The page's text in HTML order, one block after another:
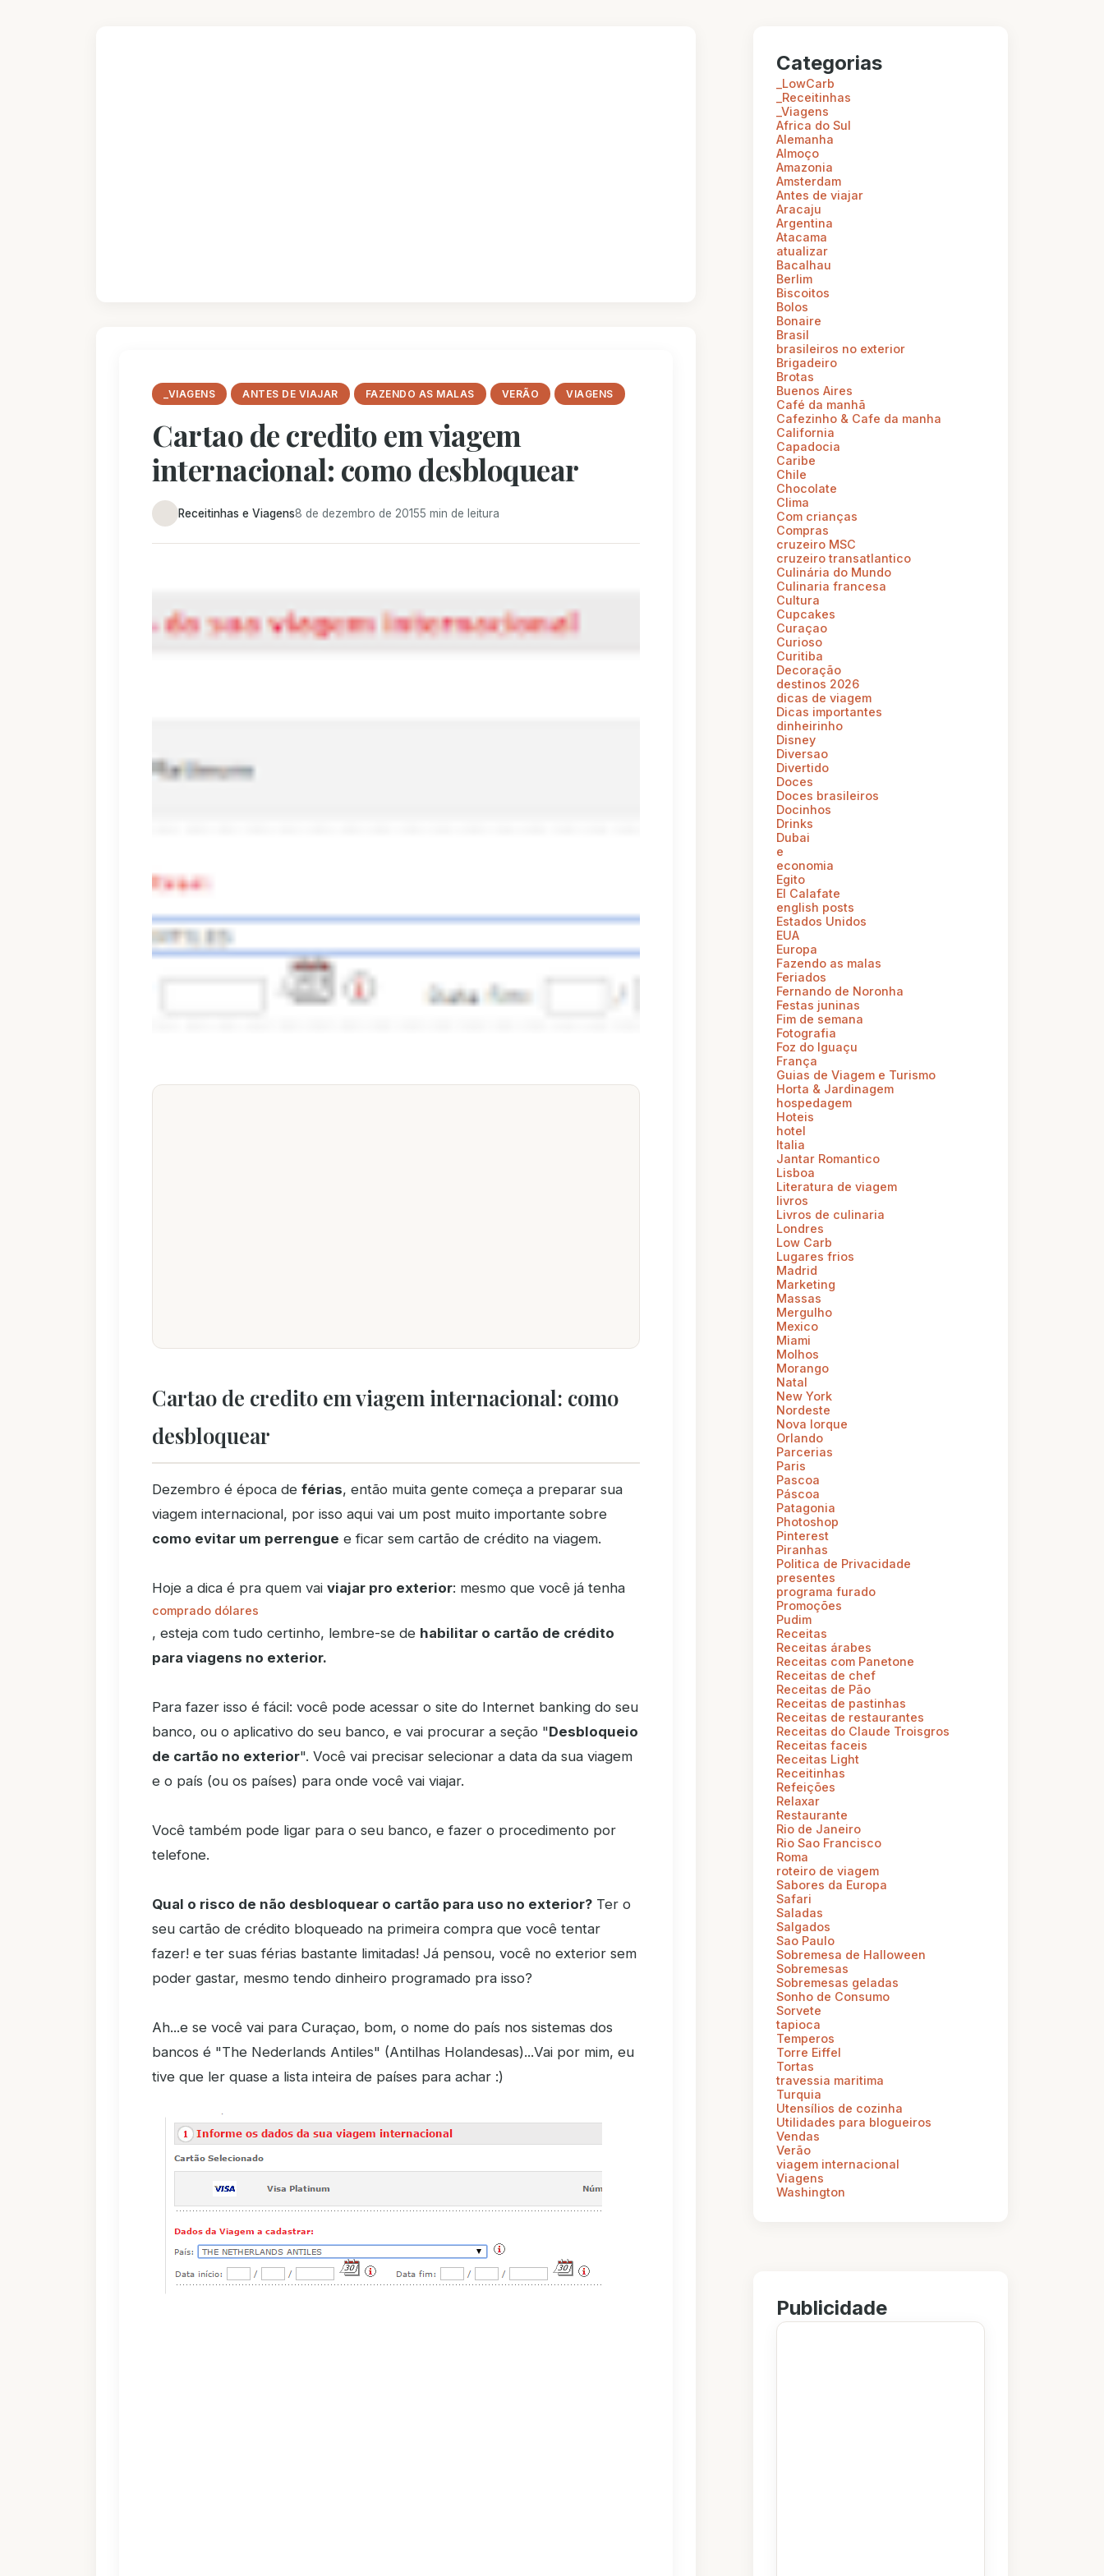
_VIAGENS ANTES DE VIAJAR FAZENDO AS MALAS VERÃO VIAGENS
Cartao de credito em viagem
internacional: como desbloquear
Receitinhas e Viagens8 de dezembro de 20155 min de leitura
Cartao de credito em viagem internacional: como
desbloquear
Dezembro é época de férias, então muita gente começa a preparar sua
viagem internacional, por isso aqui vai um post muito importante sobre
como evitar um perrengue e ficar sem cartão de crédito na viagem.
Hoje a dica é pra quem vai viajar pro exterior: mesmo que você já tenha
comprado dólares
, esteja com tudo certinho, lembre-se de habilitar o cartão de crédito
para viagens no exterior.
Para fazer isso é fácil: você pode acessar o site do Internet banking do seu
banco, ou o aplicativo do seu banco, e vai procurar a seção "Desbloqueio
de cartão no exterior". Você vai precisar selecionar a data da sua viagem
e o país (ou os países) para onde você vai viajar.
Você também pode ligar para o seu banco, e fazer o procedimento por
telefone.
Qual o risco de não desbloquear o cartão para uso no exterior? Ter o
seu cartão de crédito bloqueado na primeira compra que você tentar
fazer! e ter suas férias bastante limitadas! Já pensou, você no exterior sem
poder gastar, mesmo tendo dinheiro programado pra isso?
Ah...e se você vai para Curaçao, bom, o nome do país nos sistemas dos
bancos é "The Nederlands Antiles" (Antilhas Holandesas)...Vai por mim, eu
tive que ler quase a lista inteira de países para achar :)
Categorias
_LowCarb
_Receitinhas
_Viagens
Africa do Sul
Alemanha
Almoço
Amazonia
Amsterdam
Antes de viajar
Aracaju
Argentina
Atacama
atualizar
Bacalhau
Berlim
Biscoitos
Bolos
Bonaire
Brasil
brasileiros no exterior
Brigadeiro
Brotas
Buenos Aires
Café da manhã
Cafezinho & Cafe da manha
California
Capadocia
Caribe
Chile
Chocolate
Clima
Com crianças
Compras
cruzeiro MSC
cruzeiro transatlantico
Culinária do Mundo
Culinaria francesa
Cultura
Cupcakes
Curaçao
Curioso
Curitiba
Decoração
destinos 2026
dicas de viagem
Dicas importantes
dinheirinho
Disney
Diversao
Divertido
Doces
Doces brasileiros
Docinhos
Drinks
Dubai
e
economia
Egito
El Calafate
english posts
Estados Unidos
EUA
Europa
Fazendo as malas
Feriados
Fernando de Noronha
Festas juninas
Fim de semana
Fotografia
Foz do Iguaçu
França
Guias de Viagem e Turismo
Horta & Jardinagem
hospedagem
Hoteis
hotel
Italia
Jantar Romantico
Lisboa
Literatura de viagem
livros
Livros de culinaria
Londres
Low Carb
Lugares frios
Madrid
Marketing
Massas
Mergulho
Mexico
Miami
Molhos
Morango
Natal
New York
Nordeste
Nova Iorque
Orlando
Parcerias
Paris
Pascoa
Páscoa
Patagonia
Photoshop
Pinterest
Piranhas
Politica de Privacidade
presentes
programa furado
Promoções
Pudim
Receitas
Receitas árabes
Receitas com Panetone
Receitas de chef
Receitas de Pão
Receitas de pastinhas
Receitas de restaurantes
Receitas do Claude Troisgros
Receitas faceis
Receitas Light
Receitinhas
Refeições
Relaxar
Restaurante
Rio de Janeiro
Rio Sao Francisco
Roma
roteiro de viagem
Sabores da Europa
Safari
Saladas
Salgados
Sao Paulo
Sobremesa de Halloween
Sobremesas
Sobremesas geladas
Sonho de Consumo
Sorvete
tapioca
Temperos
Torre Eiffel
Tortas
travessia maritima
Turquia
Utensílios de cozinha
Utilidades para blogueiros
Vendas
Verão
viagem internacional
Viagens
Washington
Publicidade